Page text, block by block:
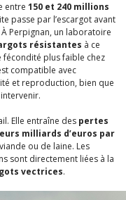
entre 150 et 240 millions
passe par l’escargot avant
À Perpignan, un laboratoire
résistantes à ce
fécondité plus faible chez
compatible avec
et reproduction, bien que
Elle entraîne des pertes
milliards d’euros par
ou de laine. Les
sont directement liées à la
vectrices.